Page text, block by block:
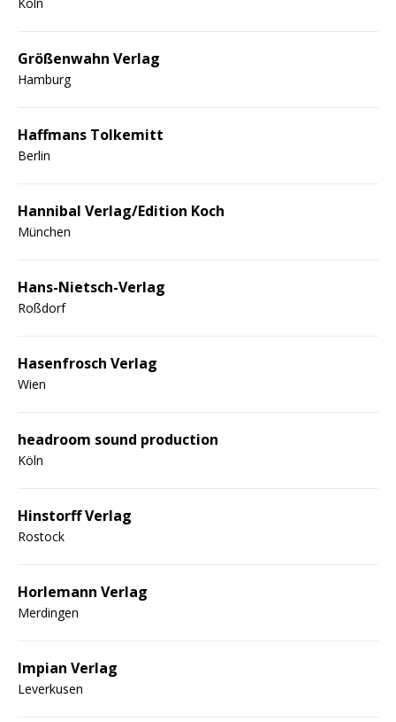
Größenwahn Verlag
Hamburg
Haffmans Tolkemitt
Berlin
Hannibal Verlag/Edition Koch
München
Hans-Nietsch-Verlag
Roßdorf
Hasenfrosch Verlag
Wien
headroom sound production
Köln
Hinstorff Verlag
Rostock
Horlemann Verlag
Merdingen
Impian Verlag
Leverkusen